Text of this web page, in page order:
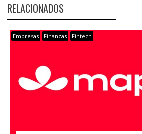
RELACIONADOS
Empresas Finanzas Fintech